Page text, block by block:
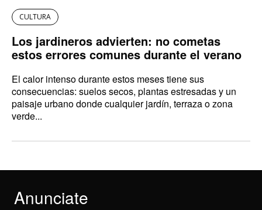
CULTURA
Los jardineros advierten: no cometas
estos errores comunes durante el verano
El calor intenso durante estos meses tiene sus
consecuencias: suelos secos, plantas estresadas y un
paisaje urbano donde cualquier jardín, terraza o zona
verde...
Anunciate